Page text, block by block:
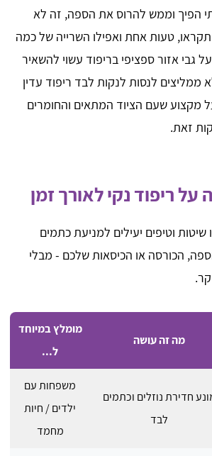
הפיך וממש להרוס את הספה, זה לא
טעות אחת ואפילו השרייה של כמה
גבי אזור ספציפי בריפוד עשוי להשאיר
ממליצים לנסות לנקות לבד ריפוד עדין
מקצוע שעם הציוד המתאים והחומרים
זאת.
על ריפוד נקי לאורך זמן
וטיפים יעילים למניעת כתמים
הכורסה או הכיסאות שלכם - מבלי
מה זה עושה
מומלץ במיוחד
ל...
חדירת נוזלים וכתמים
לבד
משפחות עם
ילדים / חיות
מחמד